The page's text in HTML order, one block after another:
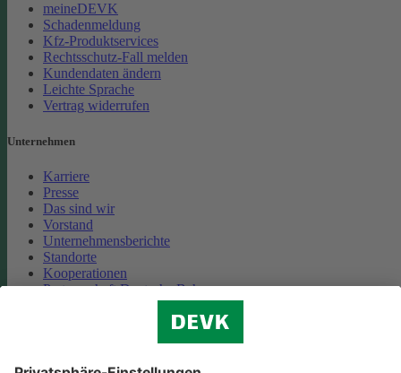
meineDEVK
Schadenmeldung
Kfz-Produktservices
Rechtsschutz-Fall melden
Kundendaten ändern
Leichte Sprache
Vertrag widerrufen
Unternehmen
Karriere
Presse
Das sind wir
Vorstand
Unternehmensberichte
Standorte
Kooperationen
Partnerschaft Deutsche Bahn